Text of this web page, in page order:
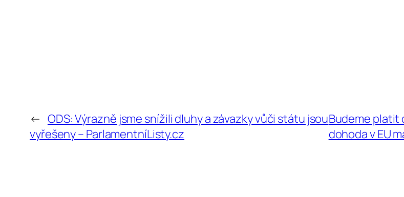
← ODS: Výrazně jsme snížili dluhy a závazky vůči státu jsou
vyřešeny – ParlamentníListy.cz
Budeme platit
dohoda v EU